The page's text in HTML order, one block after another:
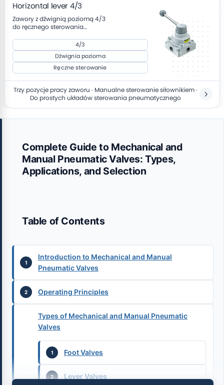
Horizontal lever 4/3
Zawory z dźwignią poziomą 4/3
do ręcznego sterowania
4/3
Dźwignia pozioma
Ręczne sterowanie
Trzy pozycje pracy zaworu · Manualne sterowanie siłownikiem ·
Do prostych układów sterowania pneumatycznego
Complete Guide to Mechanical and
Manual Pneumatic Valves: Types,
Applications, and Selection
Table of Contents
Introduction to Mechanical and Manual
Pneumatic Valves
Operating Principles
Types of Mechanical and Manual Pneumatic
Valves
Foot Valves
Lever Valves